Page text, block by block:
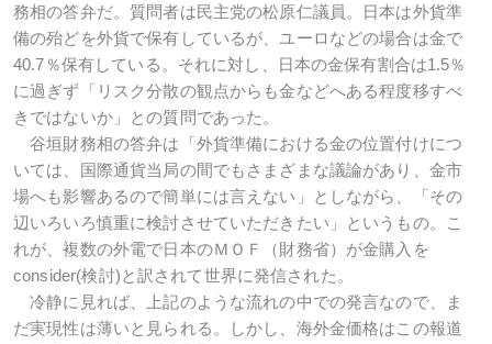
務相の答弁だ。質問者は民主党の松原仁議員。日本は外貨準
備の殆どを外貨で保有しているが、ユーロなどの場合は金で
40.7％保有している。それに対し、日本の金保有割合は1.5％
に過ぎず「リスク分散の観点からも金などへある程度移すべ
きではないか」との質問であった。
谷垣財務相の答弁は「外貨準備における金の位置付けにつ
いては、国際通貨当局の間でもさまざまな議論があり、金市
場へも影響あるので簡単には言えない」としながら、「その
辺いろいろ慎重に検討させていただきたい」というもの。こ
れが、複数の外電で日本のＭＯＦ（財務省）が金購入を
consider(検討)と訳されて世界に発信された。
冷静に見れば、上記のような流れの中での発言なので、ま
だ実現性は薄いと見られる。しかし、海外金価格はこの報道